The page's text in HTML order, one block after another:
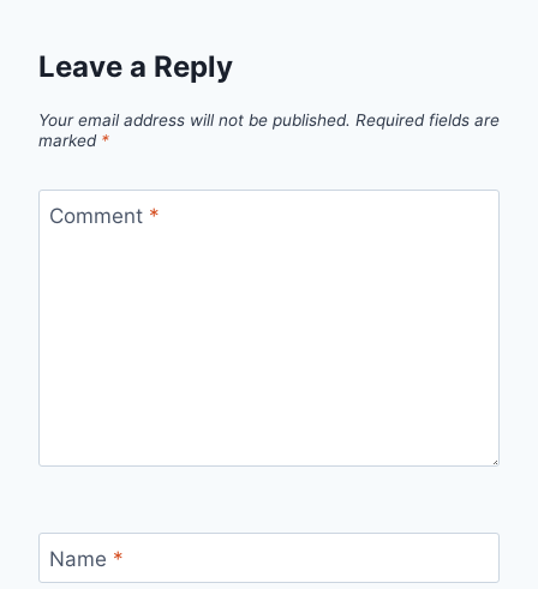
Leave a Reply
Your email address will not be published. Required fields are
marked *
Comment *
Name *